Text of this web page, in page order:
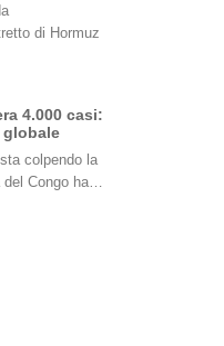
di Hormuz
4.000 casi:
globale
colpendo la
del Congo ha…